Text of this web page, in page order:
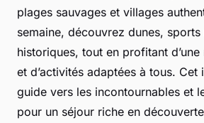
plages sauvages et villages
semaine, découvrez dunes,
historiques, tout en profitant
et d’activités adaptées à tous. Cet
guide vers les incontournables et
pour un séjour riche en